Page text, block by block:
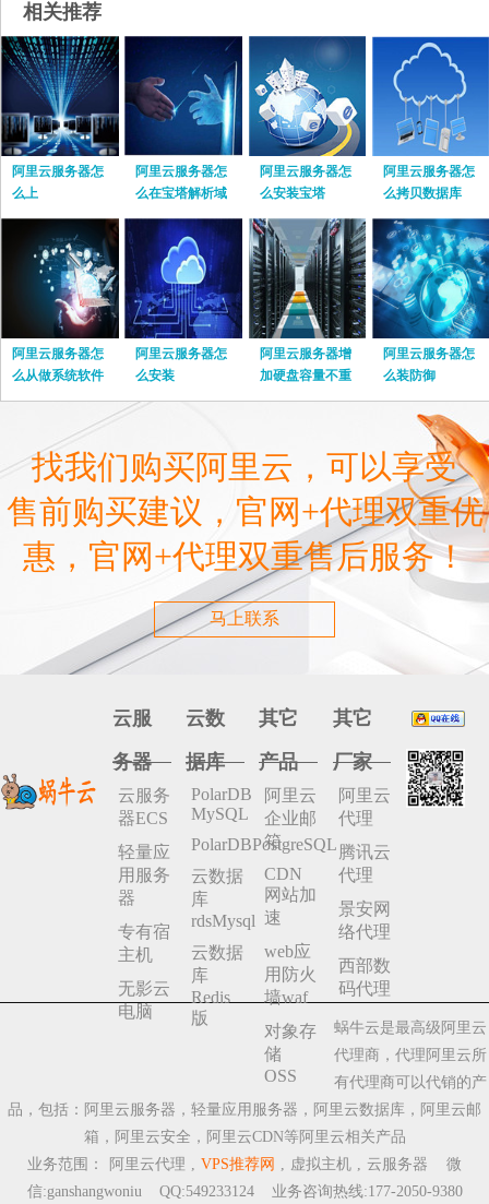
相关推荐
阿里云服务器怎
么上
阿里云服务器怎
么在宝塔解析域
名
阿里云服务器怎
么安装宝塔
阿里云服务器怎
么拷贝数据库
阿里云服务器怎
么从做系统软件
阿里云服务器怎
么安装
阿里云服务器增
加硬盘容量不重
启
阿里云服务器怎
么装防御
找我们购买阿里云，可以享受
售前购买建议，官网+代理双重优
惠，官网+代理双重售后服务！
马上联系
云服
务器
云服务
器ECS
轻量应
用服务
器
专有宿
主机
无影云
电脑
云数
据库
PolarDB
MySQL
PolarDBPostgreSQL
云数据
库
rdsMysql
云数据
库
Redis
版
其它
产品
阿里云
企业邮
箱
CDN
网站加
速
web应
用防火
墙waf
对象存
储
OSS
其它
厂家
阿里云
代理
腾讯云
代理
景安网
络代理
西部数
码代理
蜗牛云是最高级阿里云
代理商，代理阿里云所
有代理商可以代销的产
品，包括：阿里云服务器，轻量应用服务器，阿里云数据库，阿里云邮
箱，阿里云安全，阿里云CDN等阿里云相关产品
业务范围：
阿里云代理 , VPS推荐网 , 虚拟主机 , 云服务器
微
信:ganshangwoniu QQ:549233124 业务咨询热线:177-2050-9380